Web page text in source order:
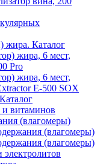
жира. Каталог
жира, 6 мест,
Pro
жира, 6 мест,
E-500 SOX
витаминов
(влагомеры)
(влагомеры)
(влагомеры)
электролитов